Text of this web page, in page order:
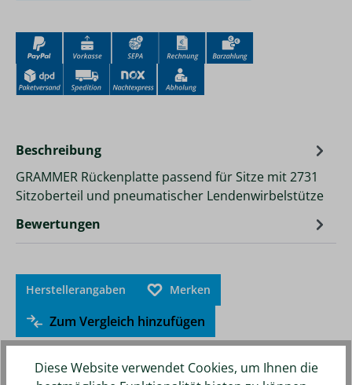
Beschreibung
GRAMMER Rückenplatte passend für Sitze mit 2731
Sitzoberteil und pneumatischer Lendenwirbelstütze
Bewertungen
Herstellerangaben Merken
Zum Vergleich hinzufügen
Diese Website verwendet Cookies, um Ihnen die